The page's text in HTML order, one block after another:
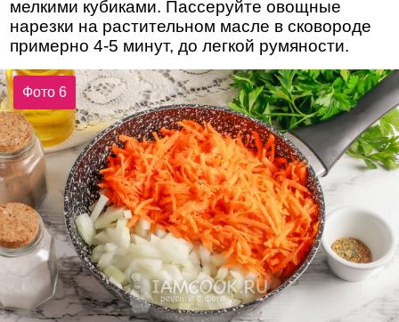
мелкими кубиками. Пассеруйте овощные
нарезки на растительном масле в сковороде
примерно 4-5 минут, до легкой румяности.
Фото 6